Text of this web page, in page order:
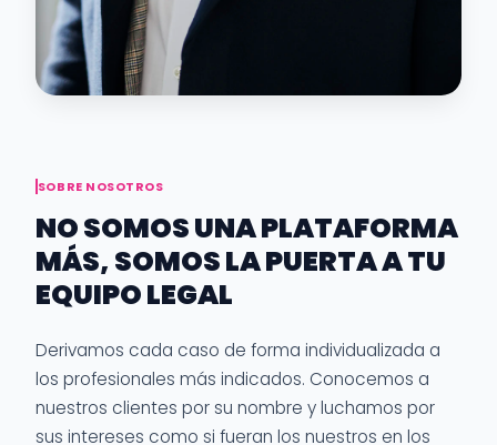
SOBRE NOSOTROS
NO SOMOS UNA PLATAFORMA
MÁS, SOMOS LA PUERTA A TU
EQUIPO LEGAL
Derivamos cada caso de forma individualizada a
los profesionales más indicados. Conocemos a
nuestros clientes por su nombre y luchamos por
sus intereses como si fueran los nuestros en los